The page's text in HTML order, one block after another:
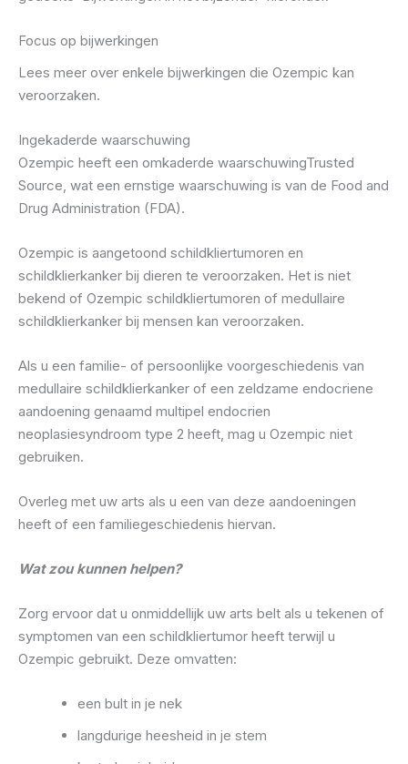
Focus op bijwerkingen
Lees meer over enkele bijwerkingen die Ozempic kan
veroorzaken.
Ingekaderde waarschuwing
Ozempic heeft een omkaderde waarschuwingTrusted
Source, wat een ernstige waarschuwing is van de Food and
Drug Administration (FDA).
Ozempic is aangetoond schildkliertumoren en
schildklierkanker bij dieren te veroorzaken. Het is niet
bekend of Ozempic schildkliertumoren of medullaire
schildklierkanker bij mensen kan veroorzaken.
Als u een familie- of persoonlijke voorgeschiedenis van
medullaire schildklierkanker of een zeldzame endocriene
aandoening genaamd multipel endocrien
neoplasiesyndroom type 2 heeft, mag u Ozempic niet
gebruiken.
Overleg met uw arts als u een van deze aandoeningen
heeft of een familiegeschiedenis hiervan.
Wat zou kunnen helpen?
Zorg ervoor dat u onmiddellijk uw arts belt als u tekenen of
symptomen van een schildkliertumor heeft terwijl u
Ozempic gebruikt. Deze omvatten:
een bult in je nek
langdurige heesheid in je stem